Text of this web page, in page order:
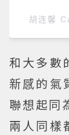
胡连馨
和大多數
新感的氣
聯想起同
兩人同樣